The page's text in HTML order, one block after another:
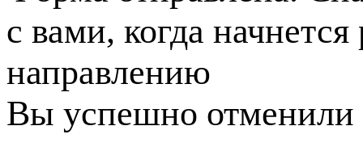
с вами, когда
направлению
Вы успешно отменили